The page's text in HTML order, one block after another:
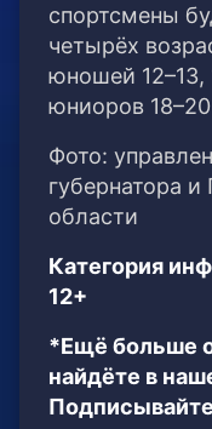
спортсмены
четырёх
юношей 12–13,
юниоров 18–20
Фото:
губернатора
области
Категория
12+
*Ещё больше
найдёте в